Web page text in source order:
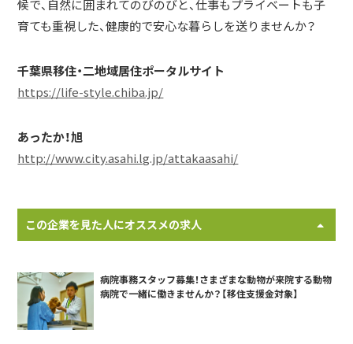
候で、自然に囲まれてのびのびと、仕事もプライベートも子
育ても重視した、健康的で安心な暮らしを送りませんか？
千葉県移住・二地域居住ポータルサイト
https://life-style.chiba.jp/
あったか！旭
http://www.city.asahi.lg.jp/attakaasahi/
この企業を見た人にオススメの求人
病院事務スタッフ募集！さまざまな動物が来院する動物
病院で一緒に働きませんか？【移住支援金対象】